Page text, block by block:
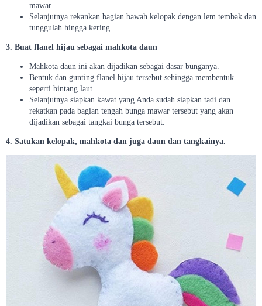
mawar
Selanjutnya rekankan bagian bawah kelopak dengan lem tembak dan
tunggulah hingga kering.
3. Buat flanel hijau sebagai mahkota daun
Mahkota daun ini akan dijadikan sebagai dasar bunganya.
Bentuk dan gunting flanel hijau tersebut sehingga membentuk
seperti bintang laut
Selanjutnya siapkan kawat yang Anda sudah siapkan tadi dan
rekatkan pada bagian tengah bunga mawar tersebut yang akan
dijadikan sebagai tangkai bunga tersebut.
4. Satukan kelopak, mahkota dan juga daun dan tangkainya.